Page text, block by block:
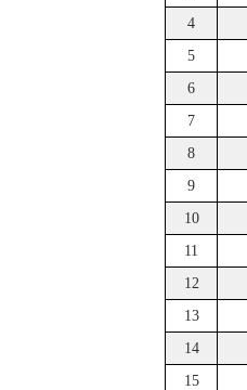
4
5
6
7
8
9
10
11
12
13
14
15